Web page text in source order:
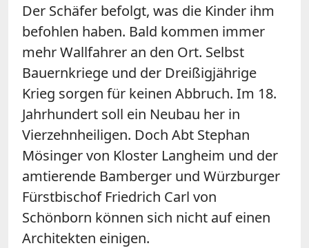
Der Schäfer befolgt, was die Kinder ihm
befohlen haben. Bald kommen immer
mehr Wallfahrer an den Ort. Selbst
Bauernkriege und der Dreißigjährige
Krieg sorgen für keinen Abbruch. Im 18.
Jahrhundert soll ein Neubau her in
Vierzehnheiligen. Doch Abt Stephan
Mösinger von Kloster Langheim und der
amtierende Bamberger und Würzburger
Fürstbischof Friedrich Carl von
Schönborn können sich nicht auf einen
Architekten einigen.